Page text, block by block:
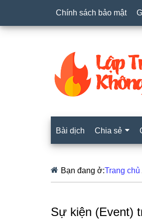
Chính sách bảo mật
Bài dịch Chia sẻ
Bạn đang ở:Trang chủ
Sự kiện (Event)